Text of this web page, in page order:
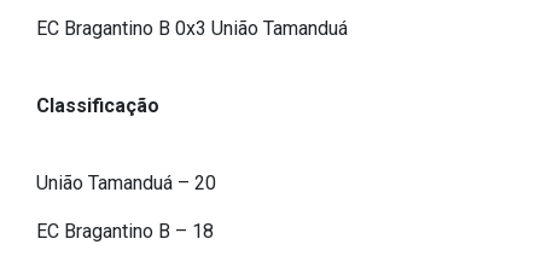
Dispensas e Inexigibilidades
Leis, Decretos e Portarias
Transparência
EC Bragantino B 0x3 União Tamanduá
Classificação
União Tamanduá – 20
EC Bragantino B – 18